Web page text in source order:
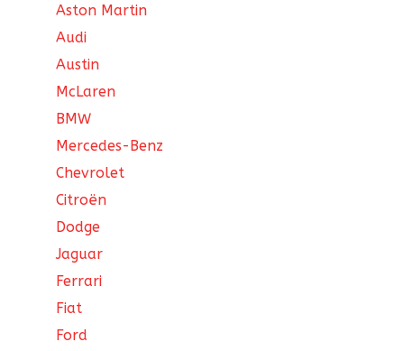
Aston Martin
Audi
Austin
McLaren
BMW
Mercedes-Benz
Chevrolet
Citroën
Dodge
Jaguar
Ferrari
Fiat
Ford